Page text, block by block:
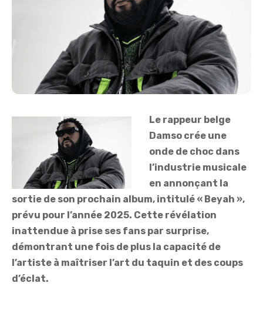
Le rappeur belge
Damso crée une
onde de choc dans
l’industrie musicale
en annonçant la
sortie de son prochain album, intitulé « Beyah »,
prévu pour l’année 2025. Cette révélation
inattendue à prise ses fans par surprise,
démontrant une fois de plus la capacité de
l’artiste à maîtriser l’art du taquin et des coups
d’éclat.